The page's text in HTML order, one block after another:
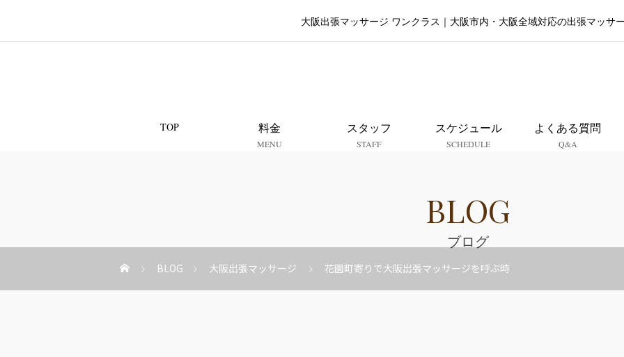
大阪出張マッサージ ワンクラス｜大阪市内・大阪全域対応の出張マッサ
TOP 料金
MENU
スタッフ
STAFF
スケジュール
SCHEDULE
よくある質問
Q&A
BLOG
ブログ
BLOG 大阪出張マッサージ 花園町寄りで大阪出張マッサージを呼ぶ時